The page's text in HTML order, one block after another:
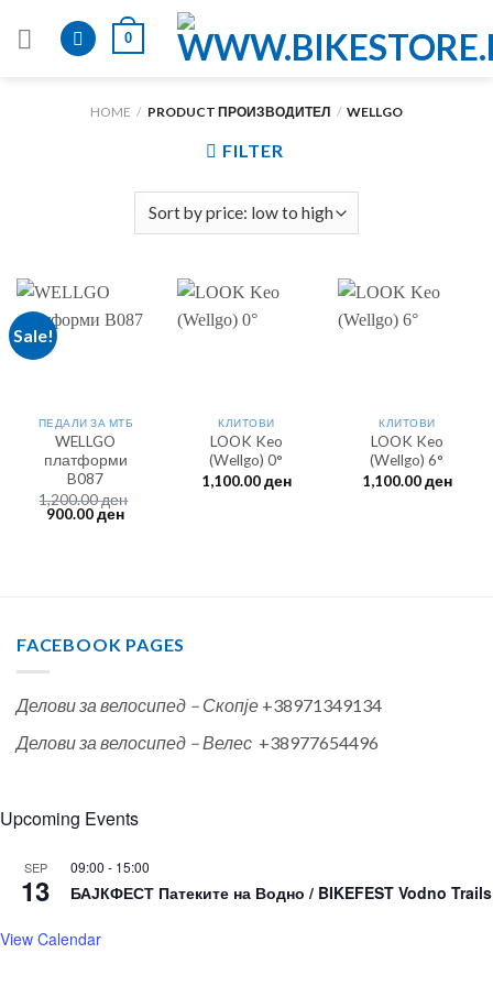
0
HOME / PRODUCT ПРОИЗВОДИТЕЛ / WELLGO
FILTER
Sale!
ПЕДАЛИ ЗА МТБ
WELLGO
платформи
B087
1,200.00ден
Original
900.00денCurrent
КЛИТОВИ
LOOK Keo
(Wellgo) 0°
1,100.00ден
КЛИТОВИ
LOOK Keo
(Wellgo) 6°
1,100.00ден
FACEBOOK PAGES
Делови за велосипед – Скопје +38971349134
Делови за велосипед – Велес +38977654496
Upcoming Events
SEP
13
09:00 - 15:00
БАЈКФЕСТ Патеките на Водно / BIKEFEST Vodno Trails
View Calendar